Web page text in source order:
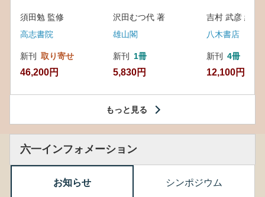
須田勉 監修
高志書院
新刊 取り寄せ
46,200円
沢田むつ代 著
雄山閣
新刊 1冊
5,830円
吉村 武彦 編集
八木書店
新刊 4冊
12,100円
もっと見る
六一インフォメーション
お知らせ シンポジウム